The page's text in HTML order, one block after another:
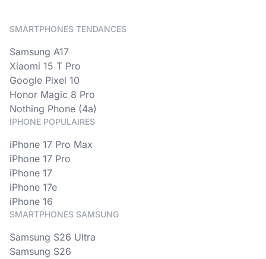
SMARTPHONES TENDANCES
Samsung A17
Xiaomi 15 T Pro
Google Pixel 10
Honor Magic 8 Pro
Nothing Phone (4a)
IPHONE POPULAIRES
iPhone 17 Pro Max
iPhone 17 Pro
iPhone 17
iPhone 17e
iPhone 16
SMARTPHONES SAMSUNG
Samsung S26 Ultra
Samsung S26